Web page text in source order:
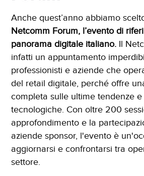
Anche quest’anno abbiamo
Netcomm Forum, l’evento di
panorama digitale italiano. Il
infatti un appuntamento
professionisti e aziende che
del retail digitale, perché offre
completa sulle ultime tendenze
tecnologiche. Con oltre 200
approfondimento e la
aziende sponsor, l'evento è
aggiornarsi e confrontarsi tra
settore.